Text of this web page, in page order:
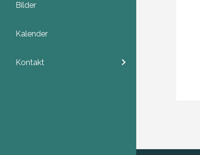
Bilder
Kalender
Kontakt